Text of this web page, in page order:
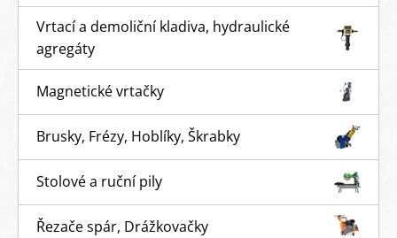
Vrtací a demoliční kladiva, hydraulické
agregáty
Magnetické vrtačky
Brusky, Frézy, Hoblíky, Škrabky
Stolové a ruční pily
Řezače spár, Drážkovačky